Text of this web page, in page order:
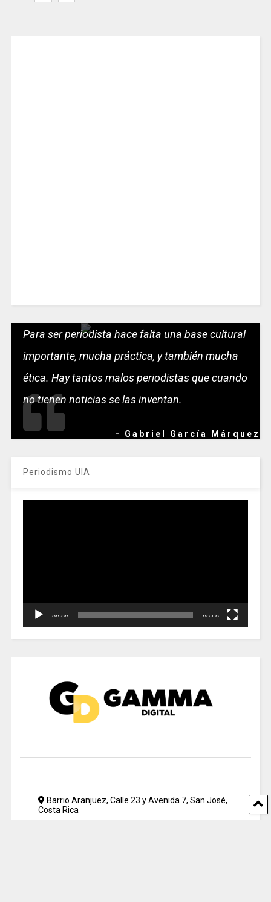
Para ser periodista hace falta una base cultural
importante, mucha práctica, y también mucha
ética. Hay tantos malos periodistas que cuando
no tienen noticias se las inventan.
- Gabriel García Márquez
Periodismo UIA
00:00 00:59
Barrio Aranjuez, Calle 23 y Avenida 7, San José,
Costa Rica